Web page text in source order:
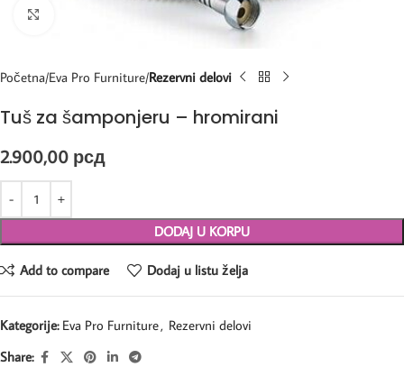
Početna Eva Pro Furniture Rezervni delovi
Tuš za šamponjeru – hromirani
2.900,00 рсд
DODAJ U KORPU
Add to compare Dodaj u listu želja
Kategorije: Eva Pro Furniture, Rezervni delovi
Share: